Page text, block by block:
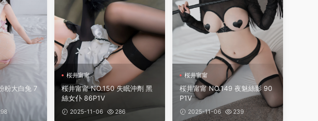
粉大白兔 7
桜井甯甯
桜井甯甯 NO.150 失眠沖劑 黑
絲女仆 86P1V
2025-11-06 286
桜井甯甯
桜井甯甯 NO.149 夜魅絲影 90
P1V
2025-11-06 239